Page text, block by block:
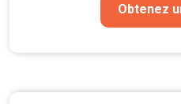
Obtenez